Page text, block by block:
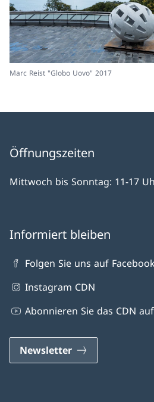
Marc Reist "Globo Uovo" 2017
Öffnungszeiten
Mittwoch bis Sonntag: 11-17
Informiert bleiben
Folgen Sie uns auf Facebook
Instagram CDN
Abonnieren Sie das CDN
Newsletter